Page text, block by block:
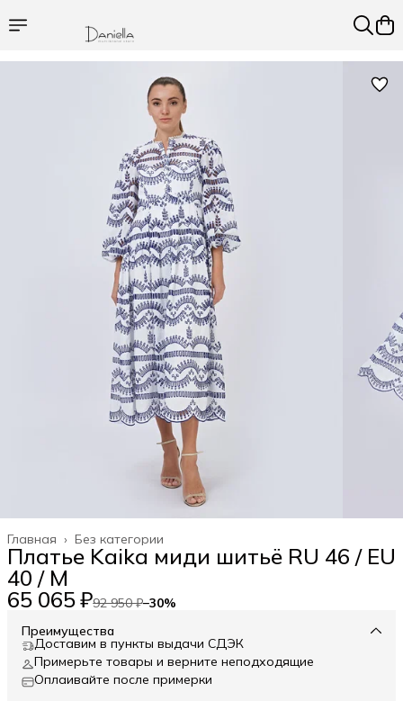
Без категории
Главная ›
Платье Kaika миди шитьё RU 46 / EU
40 / M
65 065 ₽92 950 ₽−30%
Преимущества
Доставим в пункты выдачи СДЭК
Примерьте товары и верните неподходящие
Оплаивайте после примерки